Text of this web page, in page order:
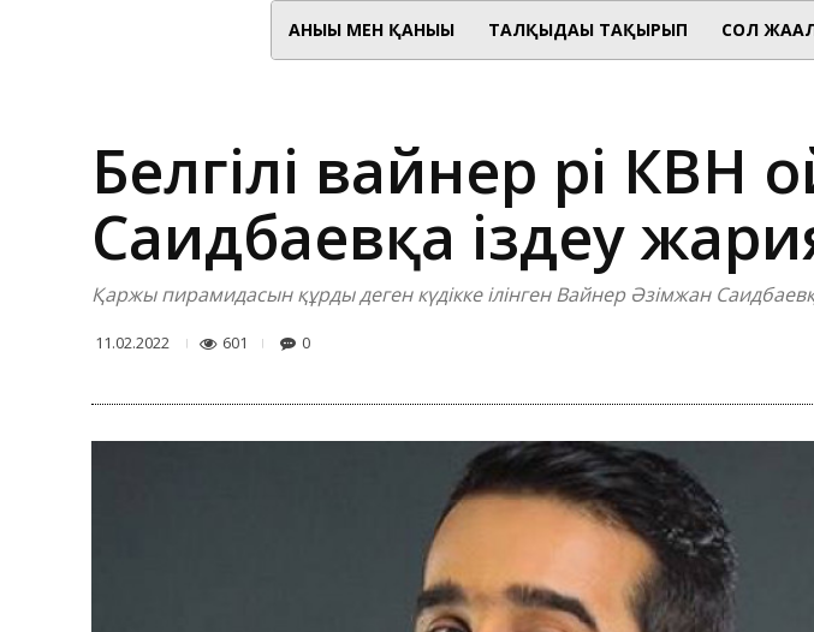
АНЫҒЫ МЕН ҚАНЫҒЫ ТАЛҚЫДАҒЫ ТАҚЫРЫП СОЛ
Белгілі вайнер әрі
Саидбаевқа іздеу
Қаржы пирамидасын құрды деген күдікке ілінген Вайнер Әзімжан
11.02.2022 601 0